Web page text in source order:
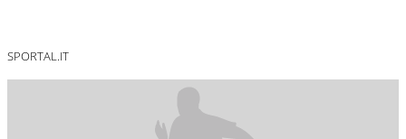
SPORTAL.IT